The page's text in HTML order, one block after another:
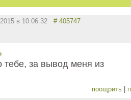
в 10:06:32 # 405747
за вывод меня из
поощрить